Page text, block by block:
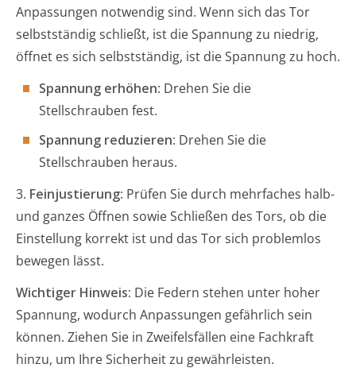
Anpassungen notwendig sind. Wenn sich das Tor
selbstständig schließt, ist die Spannung zu niedrig,
öffnet es sich selbstständig, ist die Spannung zu hoch.
Spannung erhöhen: Drehen Sie die
Stellschrauben fest.
Spannung reduzieren: Drehen Sie die
Stellschrauben heraus.
3. Feinjustierung: Prüfen Sie durch mehrfaches halb-
und ganzes Öffnen sowie Schließen des Tors, ob die
Einstellung korrekt ist und das Tor sich problemlos
bewegen lässt.
Wichtiger Hinweis: Die Federn stehen unter hoher
Spannung, wodurch Anpassungen gefährlich sein
können. Ziehen Sie in Zweifelsfällen eine Fachkraft
hinzu, um Ihre Sicherheit zu gewährleisten.